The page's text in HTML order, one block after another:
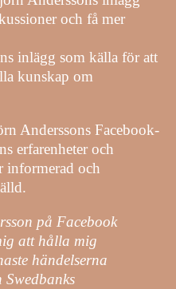
och få mer
inlägg som källa för att
kunskap om
Anderssons Facebook-
erfarenheter och
informerad och
på Facebook
att hålla mig
händelserna
Swedbanks